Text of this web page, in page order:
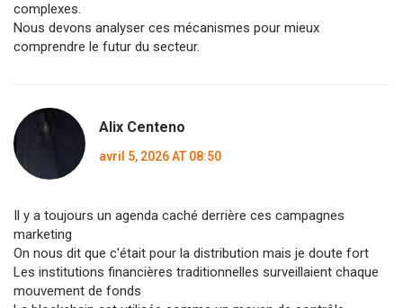
complexes.
Nous devons analyser ces mécanismes pour mieux
comprendre le futur du secteur.
Alix Centeno
avril 5, 2026 AT 08:50
Il y a toujours un agenda caché derrière ces campagnes
marketing
On nous dit que c'était pour la distribution mais je doute fort
Les institutions financières traditionnelles surveillaient chaque
mouvement de fonds